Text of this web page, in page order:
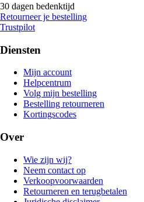
30 dagen bedenktijd
Retourneer je bestelling
Trustpilot
Diensten
Mijn account
Helpcentrum
Volg mijn bestelling
Bestelling retourneren
Kortingscodes
Over
Wie zijn wij?
Neem contact op
Verkoopvoorwaarden
Retourneren en terugbetalen